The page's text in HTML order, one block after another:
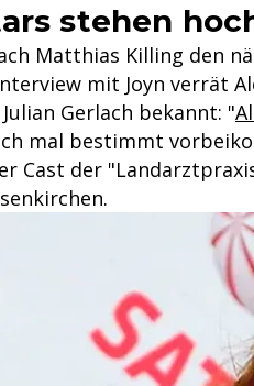
stehen
Matthias Killing den
mit Joyn verrät
Gerlach bekannt: "
mal bestimmt
Cast der